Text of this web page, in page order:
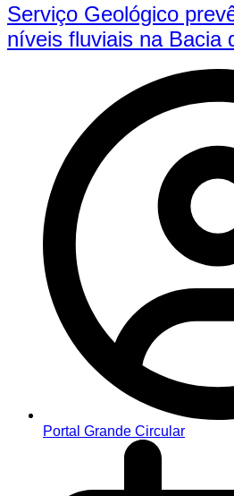
Serviço Geológico
níveis fluviais na Bacia
Portal Grande Circular